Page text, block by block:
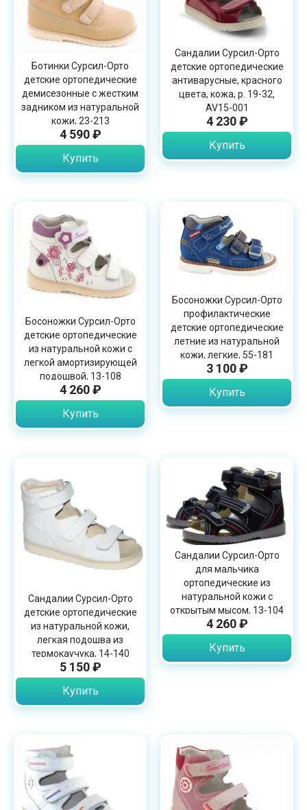
Ботинки Сурсил-Орто
детские ортопедические
демисезонные с жестким
задником из натуральной
кожи, 23-213
4 590 ₽
Купить
Сандалии Сурсил-Орто
детские ортопедические
антиварусные, красного
цвета, кожа, р. 19-32,
AV15-001
4 230 ₽
Купить
Босоножки Сурсил-Орто
детские ортопедические
из натуральной кожи с
легкой амортизирующей
подошвой, 13-108
4 260 ₽
Купить
Босоножки Сурсил-Орто
профилактические
детские ортопедические
летние из натуральной
кожи, легкие, 55-181
3 100 ₽
Купить
Сандалии Сурсил-Орто
детские ортопедические
из натуральной кожи,
легкая подошва из
термокаучука, 14-140
5 150 ₽
Купить
Сандалии Сурсил-Орто
для мальчика
ортопедические из
натуральной кожи с
открытым мысом, 13-104
4 260 ₽
Купить